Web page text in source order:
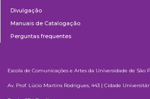
Divulgação
Manuais de Catalogação
Perguntas frequentes
Escola de Comunicações e Artes da Universidade de São
Av. Prof. Lúcio Martins Rodrigues, 443 | Cidade